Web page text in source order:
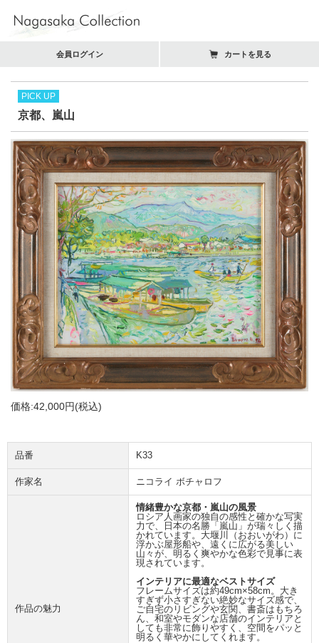
会員ログイン カートを見る
PICK UP
京都、嵐山
価格:42,000円(税込)
品番 K33
作家名 ニコライ ボチャロフ
作品の魅力
情緒豊かな京都・嵐山の風景
ロシア人画家の独自の感性と確かな写実
力で、日本の名勝「嵐山」が瑞々しく描
かれています。大堰川（おおいがわ）に
浮かぶ屋形船や、遠くに広がる美しい
山々が、明るく爽やかな色彩で見事に表
現されています。
インテリアに最適なベストサイズ
フレームサイズは約49cm×58cm。大き
すぎず小さすぎない絶妙なサイズ感で、
ご自宅のリビングや玄関、書斎はもちろ
ん、和室やモダンな店舗のインテリアと
しても非常に飾りやすく、空間をパッと
明るく華やかにしてくれます。